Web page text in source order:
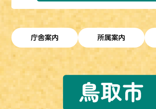
庁舎案内 所属案内